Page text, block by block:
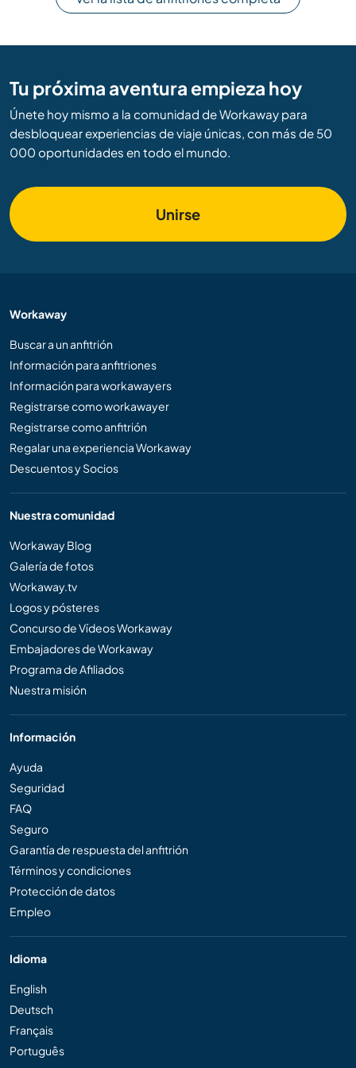
Tu próxima aventura empieza hoy
Únete hoy mismo a la comunidad de Workaway para
desbloquear experiencias de viaje únicas, con más de 50
000 oportunidades en todo el mundo.
Unirse
Workaway
Buscar a un anfitrión
Información para anfitriones
Información para workawayers
Registrarse como workawayer
Registrarse como anfitrión
Regalar una experiencia Workaway
Descuentos y Socios
Nuestra comunidad
Workaway Blog
Galería de fotos
Workaway.tv
Logos y pósteres
Concurso de Vídeos Workaway
Embajadores de Workaway
Programa de Afiliados
Nuestra misión
Información
Ayuda
Seguridad
FAQ
Seguro
Garantía de respuesta del anfitrión
Términos y condiciones
Protección de datos
Empleo
Idioma
English
Deutsch
Français
Português